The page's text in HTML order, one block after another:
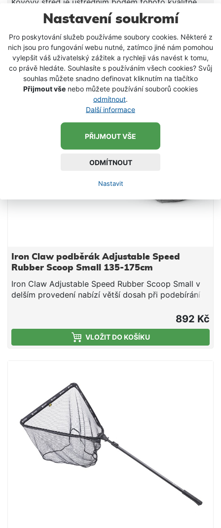
Nastavení soukromí
Pro poskytování služeb používáme soubory cookies. Některé z
nich jsou pro fungování webu nutné, zatímco jiné nám pomohou
vylepšit váš uživatelský zážitek a rychleji vás navést k tomu,
co právě hledáte. Souhlasíte s používáním všech cookies? Svůj
souhlas můžete snadno definovat kliknutím na tlačítko
Přijmout vše nebo můžete používání souborů cookies
odmítnout.
Další informace
PŘIJMOUT VŠE
ODMÍTNOUT
Nastavit
Kovový střed je ústředním bodem tohoto kvalitně
zpracovaného skládacího podběráku. Kromě něj na
něm najdete i pogumovanou síťku! Ta výrazně
snižuje část potřebný na vyschnutí a taktéž
nepřebírá rybí pachy! Podběrák je i přes použití
vysokého počtu kovových částí velmi lehký a
manipulace s jeho detailně vypracovanými částmi je
bezchybná. Výborně se s ním manipuluje i díky
pogumované rukojeti. Samozřejmostí jsou kovová
ramena a rukojeť! Transportní délka: 60x60/170-
610 Kč
VLOŽIT DO KOŠÍKU
SKLADEM
Iron Claw podběrák Adjustable Speed
Rubber Scoop Small 135-175cm
Iron Claw Adjustable Speed Rubber Scoop Small v
delším provedení nabízí větší dosah při podebírání z
skladný díky výklopné hlavě a zasouvací rukojeti.
Měkká gumovaná síťka s oky 10 mm je šetrná k
rybám, nepoškozuje slizový film a zároveň omezuje
zamotání háčků při manipulaci. Praktický boční klip
rukojeti je integrované měřicí pásmo pro rychlé
přeměření úlovku. Součástí balení je transportní
karabina s nylonovou šňůrou pro bezpečné
připevnění při přesunech. Vlastnosti: Šetrná
gumovaná síťka (rubber coated) Velikost ok 10 mm
Výklopná hlava podběráku Teleskopická rukojeť
Integrované měřicí pásmo na rukojeti Boční klip pro
zavěšení (prsačky/opasek) Transportní karabina s
nylonovou šňůrou Vhodné pro okouny, candáty,
tlouště, boleny a menší až střední štiky Délka: 135-
175 cm Transportní délka: 89 cm Hloubka síťky: 40
892 Kč
VLOŽIT DO KOŠÍKU